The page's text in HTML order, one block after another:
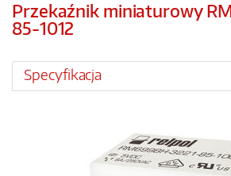
Przekaźnik miniaturowy
85-1012
Specyfikacja